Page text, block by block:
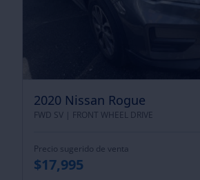
2020 Nissan Rogue
FWD SV | FRONT WHEEL DRIVE
Precio sugerido de venta
$17,995